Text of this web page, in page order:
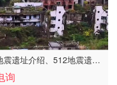
震遗址介绍、512地震遗…
询